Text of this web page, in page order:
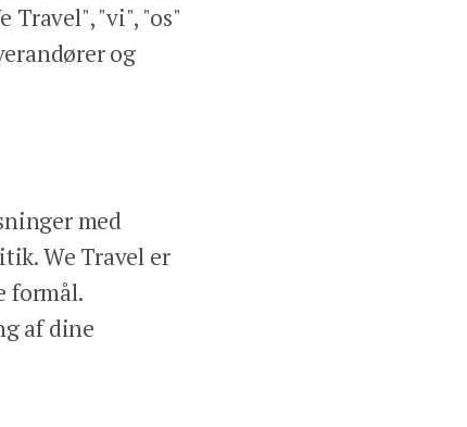
Travel", "vi", "os"
og
med
We Travel er
formål.
af dine